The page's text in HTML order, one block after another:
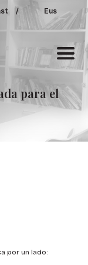
/ Eus
para el
por un lado: